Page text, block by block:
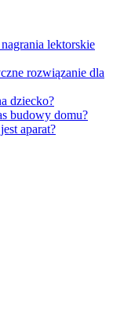
lektorskie
rozwiązanie dla
dziecko?
budowy domu?
aparat?